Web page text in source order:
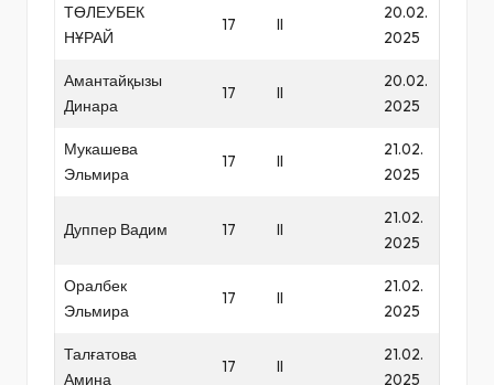
ТӨЛЕУБЕК
НҰРАЙ
17 II
20.02.
2025
Амантайқызы
Динара
17 II
20.02.
2025
Мукашева
Эльмира
17 II
21.02.
2025
Дуппер Вадим 17 II
21.02.
2025
Оралбек
Эльмира
17 II
21.02.
2025
Талғатова
Амина
17 II
21.02.
2025